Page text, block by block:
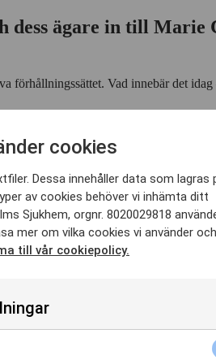
ägare in till Marie
förhållningssättet. Vad innebär det
kommer att uppmärksammas ur
och bygga broar mellan
fullmatat schema med intressanta
gå att följa digitalt.
dagarna redan nu kan du göra det
cookies
Dessa innehåller data som lagras
av cookies behöver vi inhämta ditt
Sjukhem, orgnr. 8020029818
mer om vilka cookies vi använder och
till vår cookiepolicy.